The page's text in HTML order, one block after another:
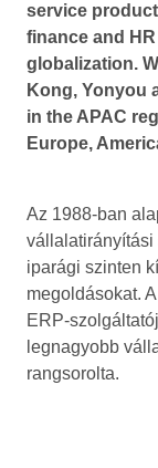
service
finance and
globalization.
Kong, Yonyou
in the APAC
Europe,
Az 1988-ban
vállalatirányítási
iparági szinten
megoldásokat.
ERP-
legnagyobb
rangsorolta.